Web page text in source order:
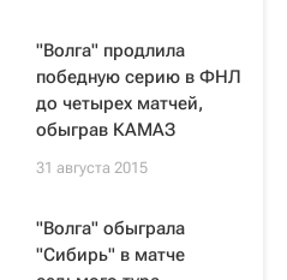
"Волга" продлила
победную серию в ФНЛ
до четырех матчей,
обыграв КАМАЗ
31 августа 2015
"Волга" обыграла
"Сибирь" в матче